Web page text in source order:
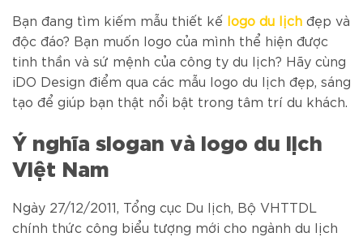
Bạn đang tìm kiếm mẫu thiết kế logo du lịch đẹp và
độc đáo? Bạn muốn logo của mình thể hiện được
tinh thần và sứ mệnh của công ty du lịch? Hãy cùng
iDO Design điểm qua các mẫu logo du lịch đẹp, sáng
tạo để giúp bạn thật nổi bật trong tâm trí du khách.
Ý nghĩa slogan và logo du lịch
Việt Nam
Ngày 27/12/2011, Tổng cục Du lịch, Bộ VHTTDL
chính thức công biểu tượng mới cho ngành du lịch